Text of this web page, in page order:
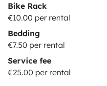
Bike Rack
€10.00 per rental
Bedding
€7.50 per rental
Service fee
€25.00 per rental